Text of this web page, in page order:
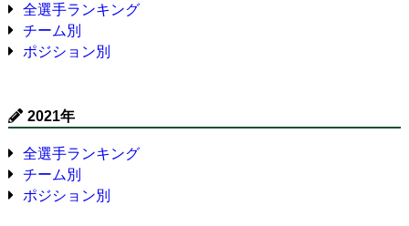
全選手ランキング
チーム別
ポジション別
2021年
全選手ランキング
チーム別
ポジション別